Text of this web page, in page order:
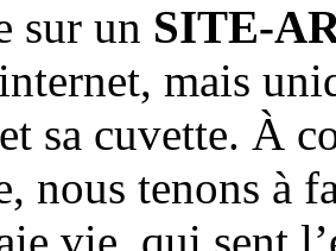
sur un SITE-
mais
sa cuvette. À
nous tenons à